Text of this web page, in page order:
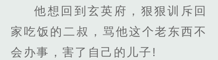
他想回到玄英府，狠狠训斥回
家吃饭的二叔，骂他这个老东西不
会办事，害了自己的儿子!